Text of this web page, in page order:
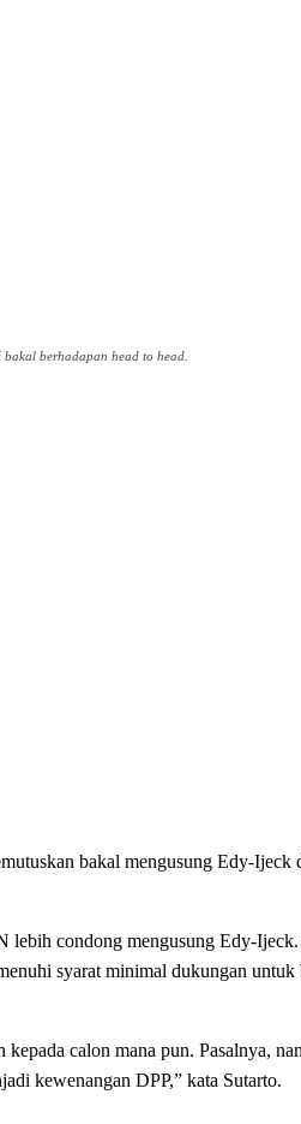
berhadapan head to head.
bakal mengusung Edy-
lebih condong mengusung Edy-
syarat minimal dukungan
calon mana pun. Pasalnya,
kewenangan DPP,” kata Sutarto.